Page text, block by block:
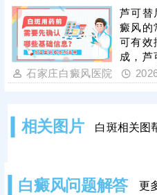
光时间
的参数
起白斑
白癜
药，同
复色助
芦可替
癜风的
可有效
成，芦
性更
中，两
病，病
足疗程
石家庄白癜风医院
相关图片 白斑相关图
白癜风问题解答 更